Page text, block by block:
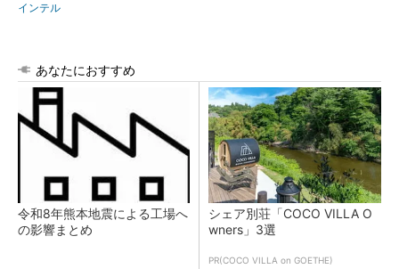
インテル
あなたにおすすめ
令和8年熊本地震による工場へ
の影響まとめ
シェア別荘「COCO VILLA O
wners」3選
PR(COCO VILLA on GOETHE)